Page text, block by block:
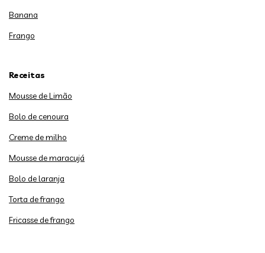
Banana
Frango
Receitas
Mousse de Limão
Bolo de cenoura
Creme de milho
Mousse de maracujá
Bolo de laranja
Torta de frango
Fricasse de frango